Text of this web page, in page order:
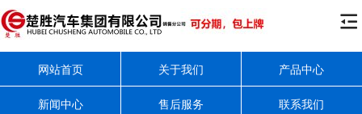

网站首页 关于我们 产品中心
新闻中心 售后服务 联系我们